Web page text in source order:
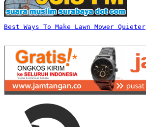
Best Ways To Make Lawn Mower Quieter